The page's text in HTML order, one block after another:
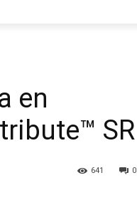
en
SR
0
641